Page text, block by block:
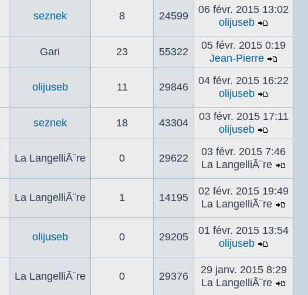
le
seznek 8 24599
06 févr. 2015 13:02
olijuseb
le
dernier
Gari 23 55322
05 févr. 2015 0:19
Jean-Pierre
Voir
le
olijuseb 11 29846
04 févr. 2015 16:22
olijuseb
le
seznek 18 43304
03 févr. 2015 17:11
olijuseb
Voir
le
dernier
La LangelliÃ¨re 0 29622
03 févr. 2015 7:46
La LangelliÃ¨re
le
La LangelliÃ¨re 1 14195
02 févr. 2015 19:49
La LangelliÃ¨re
le
olijuseb 0 29205
01 févr. 2015 13:54
olijuseb
le
dernier
La LangelliÃ¨re 0 29376
29 janv. 2015 8:29
La LangelliÃ¨re